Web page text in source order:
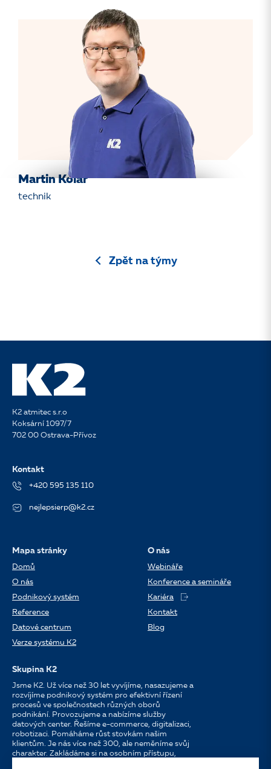
Martin Kolář
technik
Zpět na týmy
K2 atmitec s.r.o
Koksární 1097/7
702 00 Ostrava-Přívoz
Kontakt
+420 595 135 110
nejlepsierp@k2.cz
Mapa stránky
Domů
O nás
Podnikový systém
Reference
Datové centrum
Verze systému K2
O nás
Webináře
Konference a semináře
Kariéra
Kontakt
Blog
Skupina K2
Jsme K2. Už více než 30 let vyvíjíme, nasazujeme a
rozvíjíme podnikový systém pro efektivní řízení
procesů ve společnostech různých oborů
podnikání. Provozujeme a nabízíme služby
datových center. Řešíme e-commerce, digitalizaci,
robotizaci. Pomáháme růst stovkám našim
klientům. Je nás více než 300, ale neměníme svůj
charakter. Zakládáme si na osobním přístupu,